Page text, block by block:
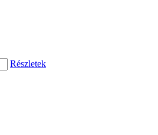
Részletek